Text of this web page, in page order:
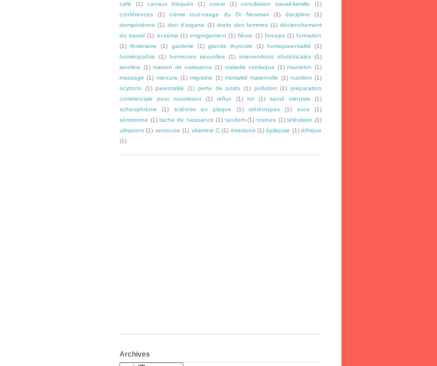
café
(1) canaux bloqués (1) coeur (1) conciliation travail-famille
(1)
conférences
(1) crème tout-usage du Dr Newman (1) discipline
(1)
dompéridone (1) don d'organe (1) droits des femmes (1) déclenchement
du travail (1) eczéma (1) engorgement (1) fièvre (1) forceps (1) formation
(1) féminisme (1) garderie (1) glande thyroïde (1) homoparentalité
(1)
homéopathie
(1) hormones sexuelles (1) interventions obstétricales (1)
lanoline (1) maison de naissance (1) maladie coeliaque (1) mamelon (1)
massage (1) mercure (1) migraine (1) mortalité maternelle (1) nutrition (1)
ocytocin
(1) parentalité (1) perte de poids (1) pollution (1) préparation
commerciale pour nourrisson
(1) reflux (1) rot (1) santé mentale
(1)
schizophrénie
(1) sclérose en plaque (1) stéréotypes (1) suce
(1)
sérotonine (1) tache de naissance (1) tandem (1) toxines (1) télévision (1)
ultrasons (1) ventouse (1) vitamine C (1) émotions (1) épilepsie (1) éthique
(1)
Archives